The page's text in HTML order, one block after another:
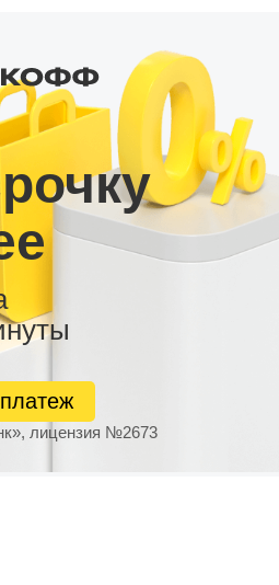
получаете качественное
которое удовлетворит
пользователей. Это
цены, функциональности
образа жизни.
лицензия №2673